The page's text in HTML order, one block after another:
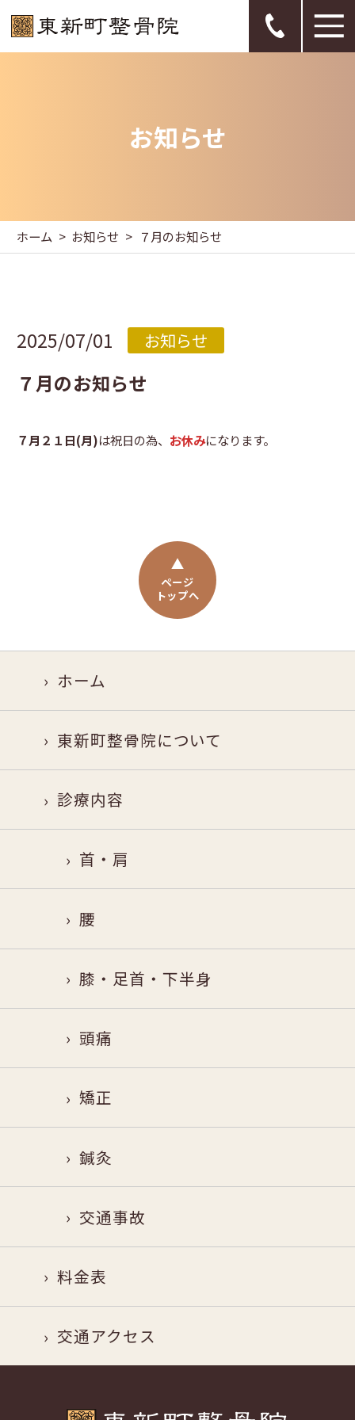
お知らせ
ホーム お知らせ ７月のお知らせ
2025/07/01 お知らせ
７月のお知らせ
７月２１日(月)は祝日の為、 お休みになります。
ページ
トップへ
ホーム
東新町整骨院について
診療内容
首・肩
腰
膝・足首・下半身
頭痛
矯正
鍼灸
交通事故
料金表
交通アクセス